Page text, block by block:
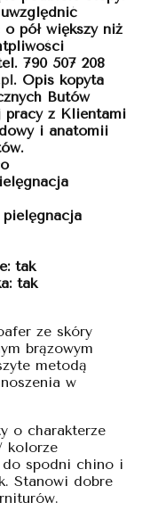
pół większy niż
790 507 208
. Opis kopyta
Butów
pracy z Klientami
i anatomii
tak
tak
ze skóry
brązowym
metodą
w
o charakterze
kolorze
do spodni chino i
Stanowi dobre